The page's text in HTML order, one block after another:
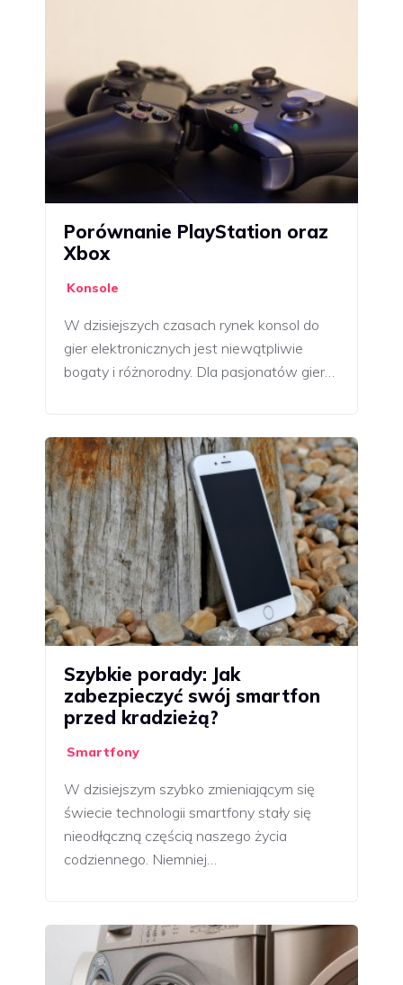
Porównanie PlayStation oraz
Xbox
Konsole
W dzisiejszych czasach rynek konsol do
gier elektronicznych jest niewątpliwie
bogaty i różnorodny. Dla pasjonatów gier…
Szybkie porady: Jak
zabezpieczyć swój smartfon
przed kradzieżą?
Smartfony
W dzisiejszym szybko zmieniającym się
świecie technologii smartfony stały się
nieodłączną częścią naszego życia
codziennego. Niemniej…